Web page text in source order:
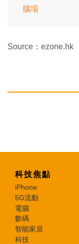
腦場
Source：ezone.hk
科技焦點
iPhone
5G流動
電腦
數碼
智能家居
科技